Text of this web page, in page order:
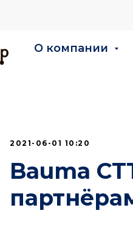
О компании
2021-06-01 10:20
Bauma